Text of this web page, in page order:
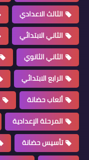
الثالث الاعدادي
الثاني الابتدائي
الثاني الثانوي
الرابع الابتدائي
ألعاب حضانة
المرحلة الإعدادية
تأسيس حضانة